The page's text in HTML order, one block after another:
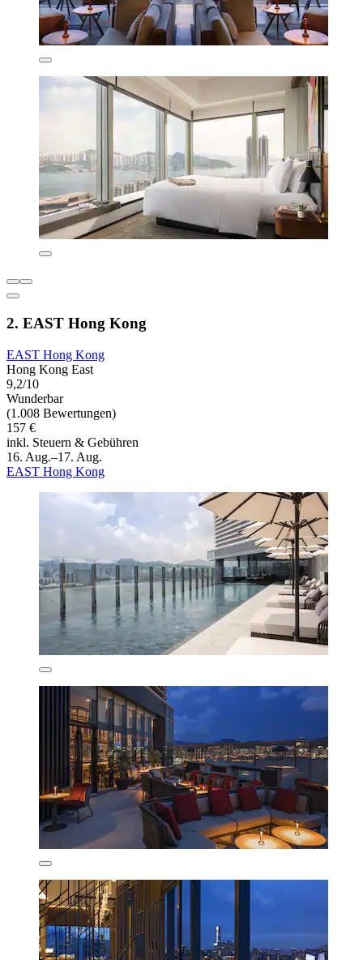
2. EAST Hong Kong
EAST Hong Kong
Hong Kong East
9,2/10
Wunderbar
(1.008 Bewertungen)
157 €
inkl. Steuern & Gebühren
16. Aug.–17. Aug.
EAST Hong Kong